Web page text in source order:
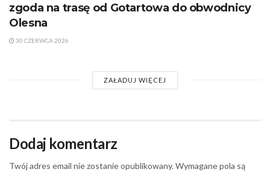
zgoda na trasę od Gotartowa do obwodnicy
Olesna
30 CZERWCA 2026
ZAŁADUJ WIĘCEJ
Dodaj komentarz
Twój adres email nie zostanie opublikowany.Wymagane pola są